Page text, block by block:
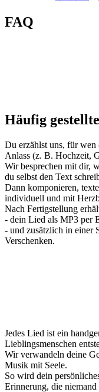
FAQ
Häufig
Du erzählst uns, für
Anlass (z. B. Hochzeit,
Wir besprechen mit dir,
du selbst den Text
Dann komponieren,
individuell und mit
Nach Fertigstellung
- dein Lied als MP3 per
- und zusätzlich in einer
Verschenken.
Jedes Lied ist ein
Lieblingsmenschen
Wir verwandeln deine
Musik mit Seele.
So wird dein
Erinnerung, die niemand